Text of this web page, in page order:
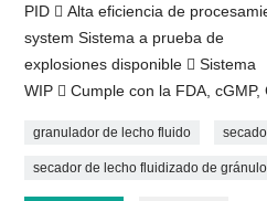
PID  Alta eficiencia de
system Sistema a prueba de
explosiones disponible  Sistema
WIP  Cumple con la FDA, cGMP,
granulador de lecho fluido
secador de lecho fluidizado de